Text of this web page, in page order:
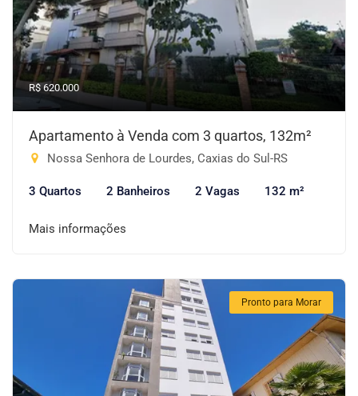
R$ 620.000
Apartamento à Venda com 3 quartos, 132m²
Nossa Senhora de Lourdes, Caxias do Sul-RS
3 Quartos 2 Banheiros 2 Vagas 132 m²
Mais informações
Pronto para Morar